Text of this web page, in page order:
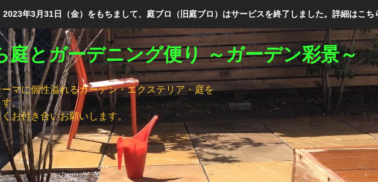
2023年3月31日（金）をもちまして、庭ブロ（旧庭ブロ）はサービスを終了しました。 詳細はこち
庭とガーデニング便り ～ガーデン彩景～
マに個性溢れるガーデン・エクステリア・庭を
。
お付き合いお願いします。